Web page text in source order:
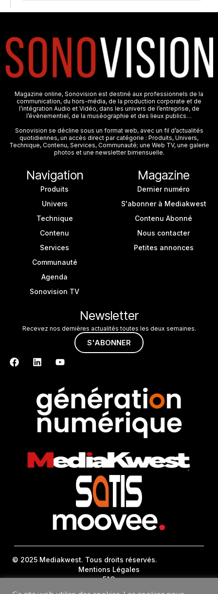
Magazine online, Sonovision est destiné aux professionnels de la
communication, du hors-média, de la production corporate et de
l’intégration Audio et Vidéo, dans les univers de l’entreprise, de
l’évènementiel, de la muséographie et des lieux publics…
Sonovision se décline sous un format web, avec un fil d’actualités
quotidiennes, un accès direct par catégorie : Produits, Univers,
Technique, Contenu, Services, Communauté; une Web TV, une galerie
photos et une newsletter bimensuelle.
Navigation
Produits
Univers
Technique
Contenu
Services
Communauté
Agenda
Sonovision TV
Magazine
Dernier numéro
S'abonner à Mediakwest
Contenu Abonné
Nous contacter
Petites annonces
Newsletter
Recevez nos dernières actualités toutes les deux semaines.
S'ABONNER
© 2025 Mediakwest. Tous droits réservés.
Mentions Légales
FAQ